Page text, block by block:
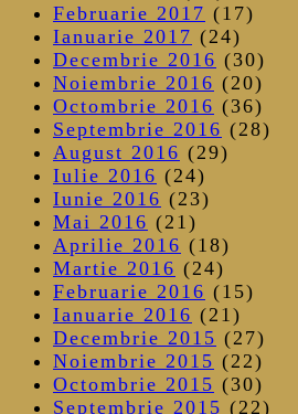
Februarie 2017 (17)
Ianuarie 2017 (24)
Decembrie 2016 (30)
Noiembrie 2016 (20)
Octombrie 2016 (36)
Septembrie 2016 (28)
August 2016 (29)
Iulie 2016 (24)
Iunie 2016 (23)
Mai 2016 (21)
Aprilie 2016 (18)
Martie 2016 (24)
Februarie 2016 (15)
Ianuarie 2016 (21)
Decembrie 2015 (27)
Noiembrie 2015 (22)
Octombrie 2015 (30)
Septembrie 2015 (22)